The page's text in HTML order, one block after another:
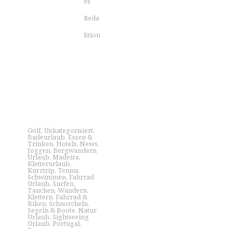
Reda
ktion
Golf, Unkategorisiert,
Badeurlaub,Essen &
Trinken, Hotels, News,
Joggen, Bergwandern
Urlaub, Madeira,
Kletterurlaub,
Kurztrip, Tennis,
Schwimmen, Fahrrad
Urlaub, Surfen,
Tauchen, Wandern,
Klettern, Fahrrad &
Biken, Schnorcheln,
Segeln & Boote, Natur
Urlaub, Sightseeing
Urlaub, Portugal,